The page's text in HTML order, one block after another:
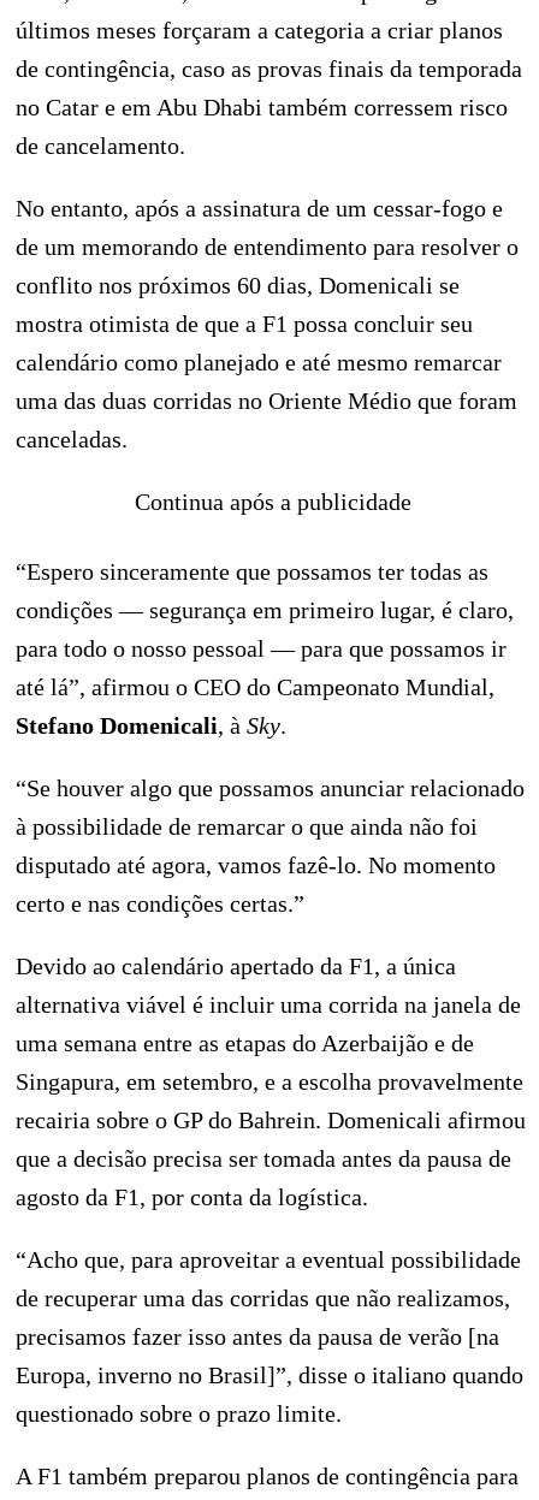
últimos meses forçaram a categoria a criar planos
de contingência, caso as provas finais da temporada
no Catar e em Abu Dhabi também corressem risco
de cancelamento.
No entanto, após a assinatura de um cessar-fogo e
de um memorando de entendimento para resolver o
conflito nos próximos 60 dias, Domenicali se
mostra otimista de que a F1 possa concluir seu
calendário como planejado e até mesmo remarcar
uma das duas corridas no Oriente Médio que foram
canceladas.
Continua após a publicidade
“Espero sinceramente que possamos ter todas as
condições — segurança em primeiro lugar, é claro,
para todo o nosso pessoal — para que possamos ir
até lá”, afirmou o CEO do Campeonato Mundial,
Stefano Domenicali, à Sky.
“Se houver algo que possamos anunciar relacionado
à possibilidade de remarcar o que ainda não foi
disputado até agora, vamos fazê-lo. No momento
certo e nas condições certas.”
Devido ao calendário apertado da F1, a única
alternativa viável é incluir uma corrida na janela de
uma semana entre as etapas do Azerbaijão e de
Singapura, em setembro, e a escolha provavelmente
recairia sobre o GP do Bahrein. Domenicali afirmou
que a decisão precisa ser tomada antes da pausa de
agosto da F1, por conta da logística.
“Acho que, para aproveitar a eventual possibilidade
de recuperar uma das corridas que não realizamos,
precisamos fazer isso antes da pausa de verão [na
Europa, inverno no Brasil]”, disse o italiano quando
questionado sobre o prazo limite.
A F1 também preparou planos de contingência para